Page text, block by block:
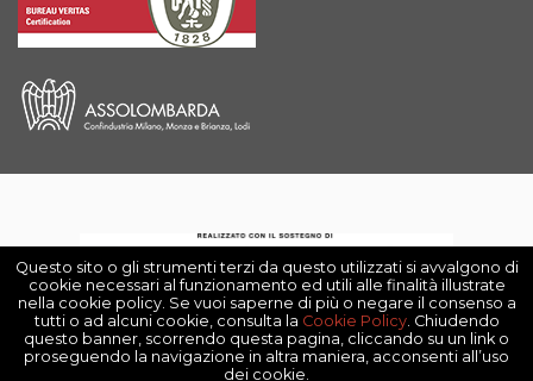
-
DAV srl ©2025 P,IVA 09175210963 - All Rights
Questo sito o gli strumenti terzi da questo utilizzati si avvalgono di
cookie necessari al funzionamento ed utili alle finalità illustrate
nella cookie policy. Se vuoi saperne di più o negare il consenso a
tutti o ad alcuni cookie, consulta la Cookie Policy. Chiudendo
questo banner, scorrendo questa pagina, cliccando su un link o
proseguendo la navigazione in altra maniera, acconsenti all’uso
dei cookie.